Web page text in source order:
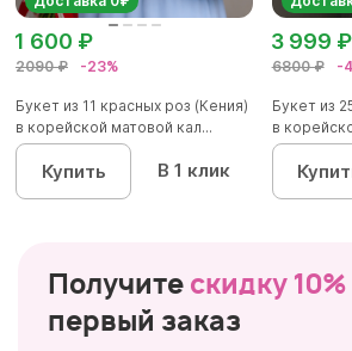
2090 ₽ -23%
1 600 ₽
Букет из 11 красных роз (Кения)
в корейской матовой кал...
Купить В 1 клик
6800 ₽ -
3 999 ₽
Букет из
в
Получите скидку 10%
первый заказ